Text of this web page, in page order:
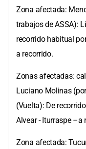
Zona afectada:
trabajos de ASSA):
recorrido habitual
a recorrido.
Zonas afectadas:
Luciano Molinas
(Vuelta): De
Alvear - Iturraspe –a
Zona afectada: